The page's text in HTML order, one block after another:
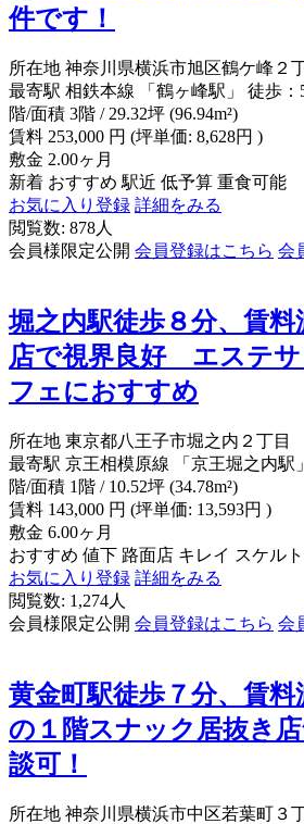
件です！
所在地 神奈川県横浜市旭区鶴ケ峰２
最寄駅 相鉄本線 「鶴ヶ峰駅」 徒歩：
階/面積 3階 / 29.32坪 (96.94m²)
賃料 253,000 円 (坪単価: 8,628円 )
敷金 2.00ヶ月
新着 おすすめ 駅近 低予算 重食可能
お気に入り登録 詳細をみる
閲覧数: 878人
会員様限定公開 会員登録はこちら 会
堀之内駅徒歩８分、賃
店で視界良好 エステサ
フェにおすすめ
所在地 東京都八王子市堀之内２丁目
最寄駅 京王相模原線 「京王堀之内駅
階/面積 1階 / 10.52坪 (34.78m²)
賃料 143,000 円 (坪単価: 13,593円 )
敷金 6.00ヶ月
おすすめ 値下 路面店 キレイ スケル
お気に入り登録 詳細をみる
閲覧数: 1,274人
会員様限定公開 会員登録はこちら 会
黄金町駅徒歩７分、賃
の１階スナック居抜き
談可！
所在地 神奈川県横浜市中区若葉町３